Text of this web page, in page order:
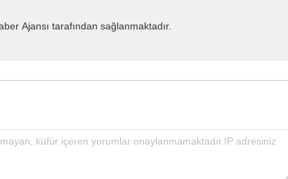
Ajansı tarafından sağlanmaktadır.